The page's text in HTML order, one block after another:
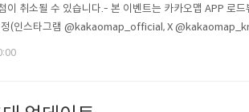
이 취소될 수 있습니다.- 본 이벤트는 카카오맵 APP 로
(인스타그램 @kakaomap_official, X
발표 시점까지 전체 공개 상태로 유지되어야 합니다..